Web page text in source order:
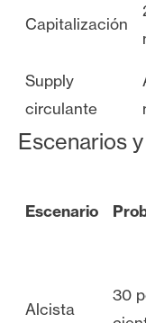
Capitalización
Supply
circulante
Escenarios
Escenario
Alcista
30